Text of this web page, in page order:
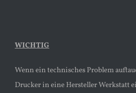
WICHTIG
Wenn ein technisches Problem
Drucker in eine Hersteller Werkstatt